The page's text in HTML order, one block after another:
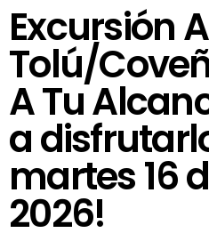
Excursión A
Tolú/
A Tu
a
martes 16
2026!